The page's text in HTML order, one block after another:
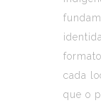
cada
que o